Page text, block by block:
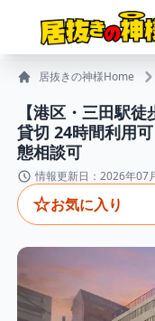
居抜きの神様Home
【港区・三田駅
貸切 24時間利用
態相談可
情報更新日：2026年07
☆お気に入り